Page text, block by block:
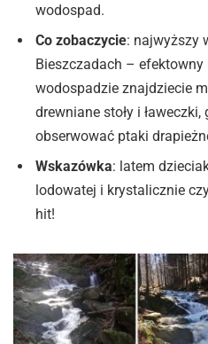
wodospad.
Co zobaczycie: najwyższy
Bieszczadach –
wodospadzie znajdziecie
drewniane stoły i
obserwować ptaki
Wskazówka: latem
lodowatej i krystalicznie
hit!